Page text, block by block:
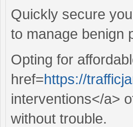
Quickly secure
to manage benign
Opting for
href=https://
interventions</a>
without trouble.